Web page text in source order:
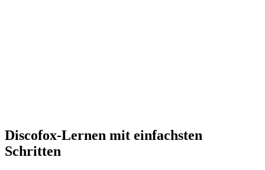
Discofox-Lernen mit einfachsten
Schritten